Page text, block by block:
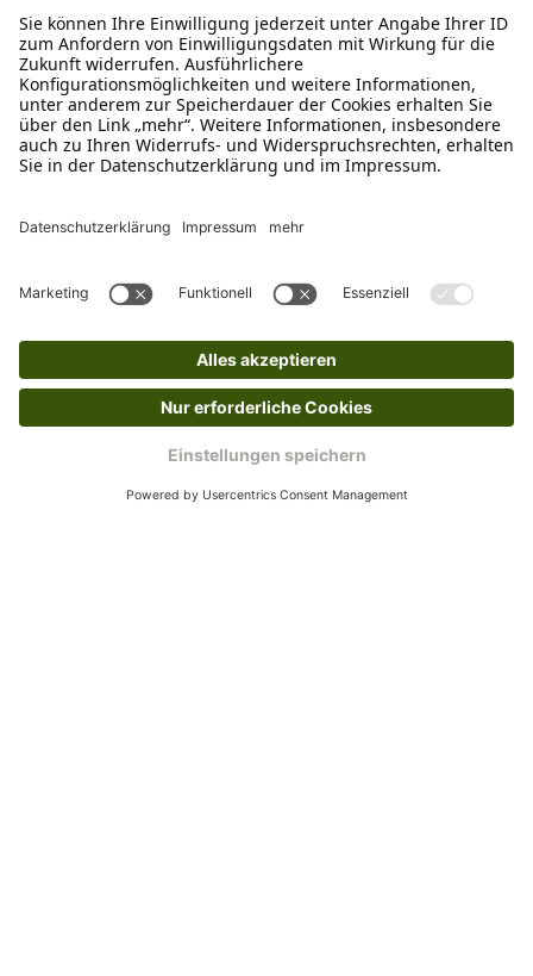
findest du online. Verpacke die Artikel
anschließend sicher und klebe das
Rücksendeetikett auf das Paket. Dieses kannst du
dir in deinem Kundenkonto anfordern. Hast du als
Gast bestellt, schreibe uns eine Email an
verkauf@schecker.de oder rufe zu unseren
Rücksendeetikett zukommen.
Kundenservice
Mo – Fr 9 – 17 Uhr, Sa 9 – 13 Uhr